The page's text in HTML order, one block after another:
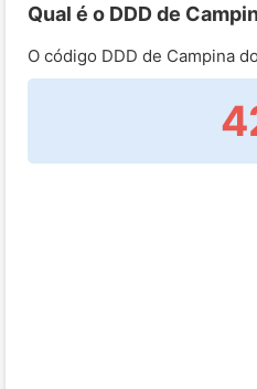
Qual é o DDD de
O código DDD de Campina